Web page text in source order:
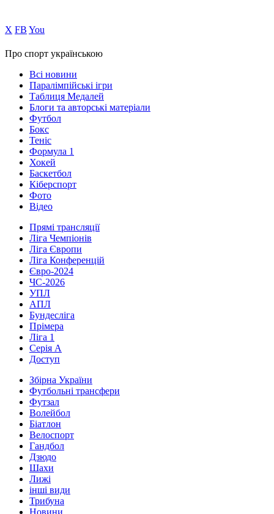
Х FB You
Про спорт українською
Всі новини
Паралімпійські ігри
Таблиця Медалей
Блоги та авторські матеріали
Футбол
Бокс
Теніс
Формула 1
Хокей
Баскетбол
Кіберспорт
Фото
Відео
Прямі трансляції
Ліга Чемпіонів
Ліга Європи
Ліга Конференцій
Євро-2024
ЧС-2026
УПЛ
АПЛ
Бундесліга
Прімера
Ліга 1
Серія А
Доступ
Збірна України
Футбольні трансфери
Футзал
Волейбол
Біатлон
Велоспорт
Гандбол
Дзюдо
Шахи
Лижі
інші види
Трибуна